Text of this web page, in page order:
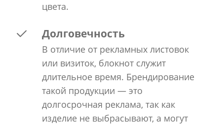
цвета.
Долговечность
В отличие от рекламных листовок
или визиток, блокнот служит
длительное время. Брендирование
такой продукции — это
долгосрочная реклама, так как
изделие не выбрасывают, а могут